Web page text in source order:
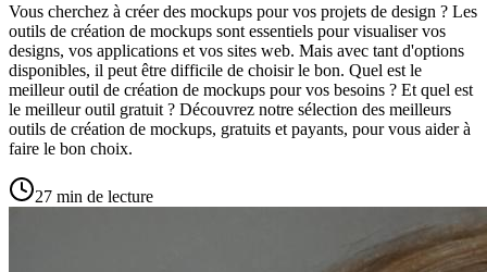
Vous cherchez à créer des mockups pour vos projets de design ? Les
outils de création de mockups sont essentiels pour visualiser vos
designs, vos applications et vos sites web. Mais avec tant d'options
disponibles, il peut être difficile de choisir le bon. Quel est le
meilleur outil de création de mockups pour vos besoins ? Et quel est
le meilleur outil gratuit ? Découvrez notre sélection des meilleurs
outils de création de mockups, gratuits et payants, pour vous aider à
faire le bon choix.
27 min de lecture